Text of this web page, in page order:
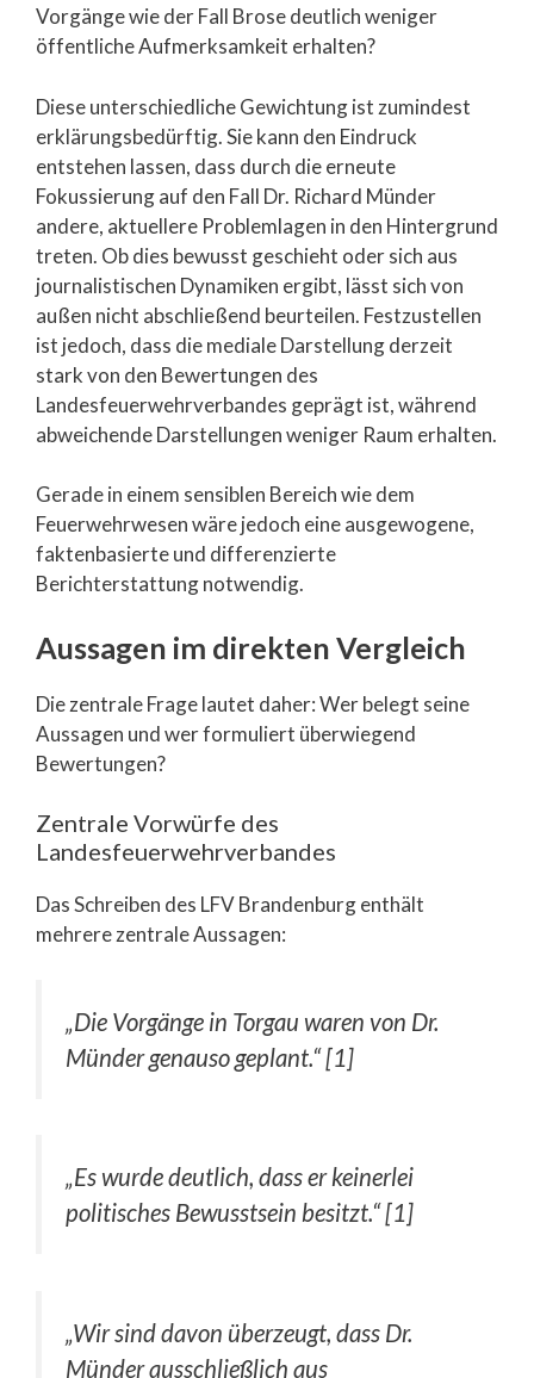
Vorgänge wie der Fall Brose deutlich weniger
öffentliche Aufmerksamkeit erhalten?
Diese unterschiedliche Gewichtung ist zumindest
erklärungsbedürftig. Sie kann den Eindruck
entstehen lassen, dass durch die erneute
Fokussierung auf den Fall Dr. Richard Münder
andere, aktuellere Problemlagen in den Hintergrund
treten. Ob dies bewusst geschieht oder sich aus
journalistischen Dynamiken ergibt, lässt sich von
außen nicht abschließend beurteilen. Festzustellen
ist jedoch, dass die mediale Darstellung derzeit
stark von den Bewertungen des
Landesfeuerwehrverbandes geprägt ist, während
abweichende Darstellungen weniger Raum erhalten.
Gerade in einem sensiblen Bereich wie dem
Feuerwehrwesen wäre jedoch eine ausgewogene,
faktenbasierte und differenzierte
Berichterstattung notwendig.
Aussagen im direkten Vergleich
Die zentrale Frage lautet daher: Wer belegt seine
Aussagen und wer formuliert überwiegend
Bewertungen?
Zentrale Vorwürfe des
Landesfeuerwehrverbandes
Das Schreiben des LFV Brandenburg enthält
mehrere zentrale Aussagen:
„Die Vorgänge in Torgau waren von Dr.
Münder genauso geplant.“ [1]
„Es wurde deutlich, dass er keinerlei
politisches Bewusstsein besitzt.“ [1]
„Wir sind davon überzeugt, dass Dr.
Münder ausschließlich aus